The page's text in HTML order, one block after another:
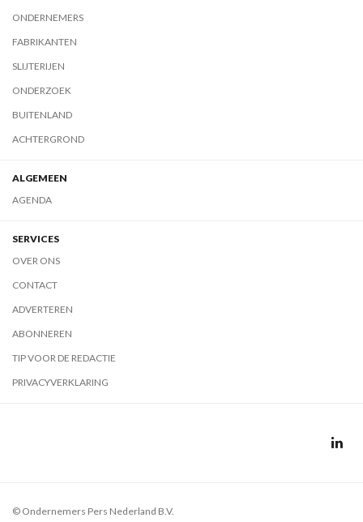
ONDERNEMERS
FABRIKANTEN
SLIJTERIJEN
ONDERZOEK
BUITENLAND
ACHTERGROND
ALGEMEEN
AGENDA
SERVICES
OVER ONS
CONTACT
ADVERTEREN
ABONNEREN
TIP VOOR DE REDACTIE
PRIVACYVERKLARING
© Ondernemers Pers Nederland B.V.